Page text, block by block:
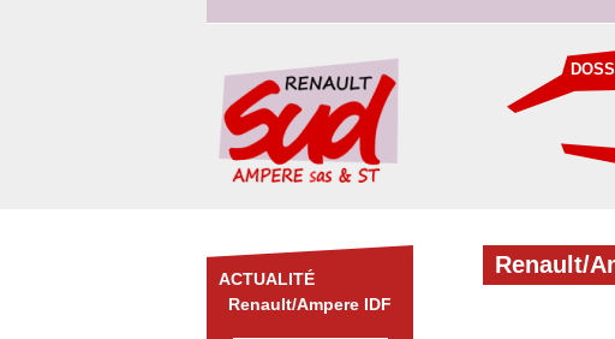
ACTUALITÉ
Renault/Ampere IDF
Renault/